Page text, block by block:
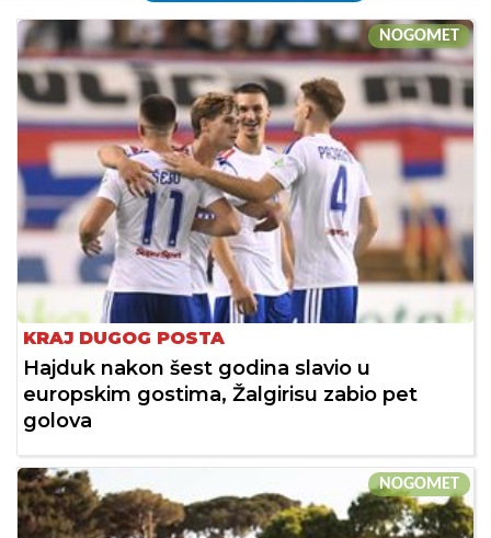
NOGOMET
KRAJ DUGOG POSTA
Hajduk nakon šest godina slavio u
europskim gostima, Žalgirisu zabio pet
golova
NOGOMET